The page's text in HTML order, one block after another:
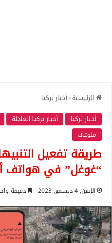
الرئيسية/أخبار تركيا
أخبار تركيا
أخبار تركيا العاجلة
منوعات
طريقة تفعيل
“غوغل” في هواتف
الإثنين, 4 ديسمبر, 2023 دقيقة